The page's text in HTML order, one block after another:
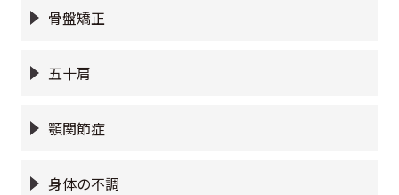
骨盤矯正
五十肩
顎関節症
身体の不調